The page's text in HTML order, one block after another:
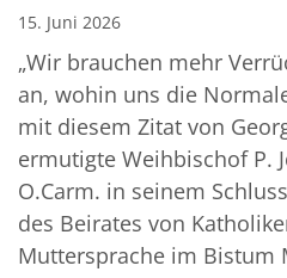
15. Juni 2026
„Wir brauchen mehr
an, wohin uns die
mit diesem Zitat von
ermutigte Weihbischof P.
O.Carm. in seinem
des Beirates von
Muttersprache im Bistum